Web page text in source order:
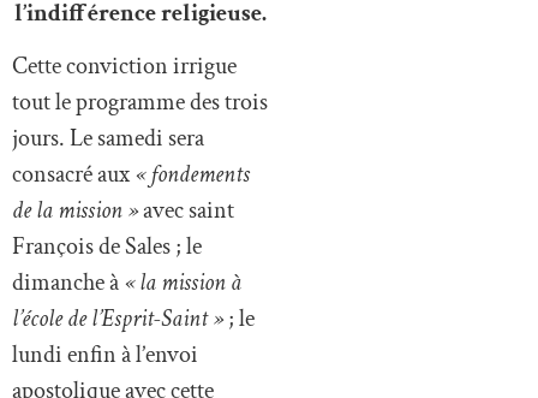
l’indifférence religieuse.
Cette conviction irrigue
tout le programme des trois
jours. Le samedi sera
consacré aux« fondements
de la mission »avec saint
François de Sales ; le
dimanche à« la mission à
l’école de l’Esprit-Saint »; le
lundi enfin à l’envoi
apostolique avec cette